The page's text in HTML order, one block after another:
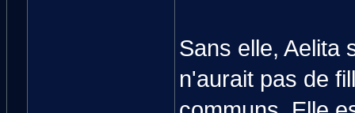
Sans elle, Aelita
n'aurait pas de